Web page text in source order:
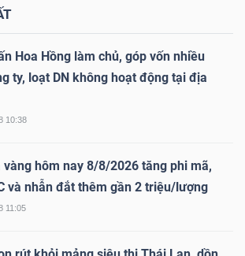
Hoa Hồng làm chủ, góp vốn nhiều
ty, loạt DN không hoạt động tại địa
10:38
vàng hôm nay 8/8/2026 tăng phi mã,
và nhẫn đắt thêm gần 2 triệu/lượng
11:05